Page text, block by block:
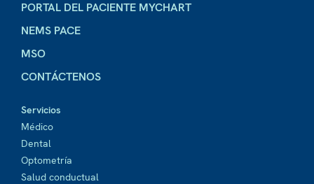
PORTAL DEL PACIENTE MYCHART
NEMS PACE
MSO
CONTÁCTENOS
Servicios
Médico
Dental
Optometría
Salud conductual